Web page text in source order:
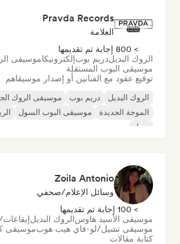
Pravda Records
العلامة
> 800 إجابة تم تقديمها
الروك البديلدريم بوبإلكترونيكاموسيقى
موسيقى البوب المستقلة
توقيع عقود مع الفنانين أو إصدار موسيقاهم
الروك البديل دريم بوب
موسيقى الروك
الموجة الجديدة
موسيقى البوب السول
سول
Zoila Antonio
وسائل الإعلام/صحفي
> 100 إجابة تم تقديمها
موسيقى الأسيد هاوسالروك البديل
موسيقى تشيل/لو-فاي هيب هوبموسيقى
كتابة مقالات